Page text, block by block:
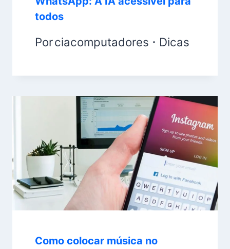
todos
Porciacomputadores Dicas
Como colocar música no